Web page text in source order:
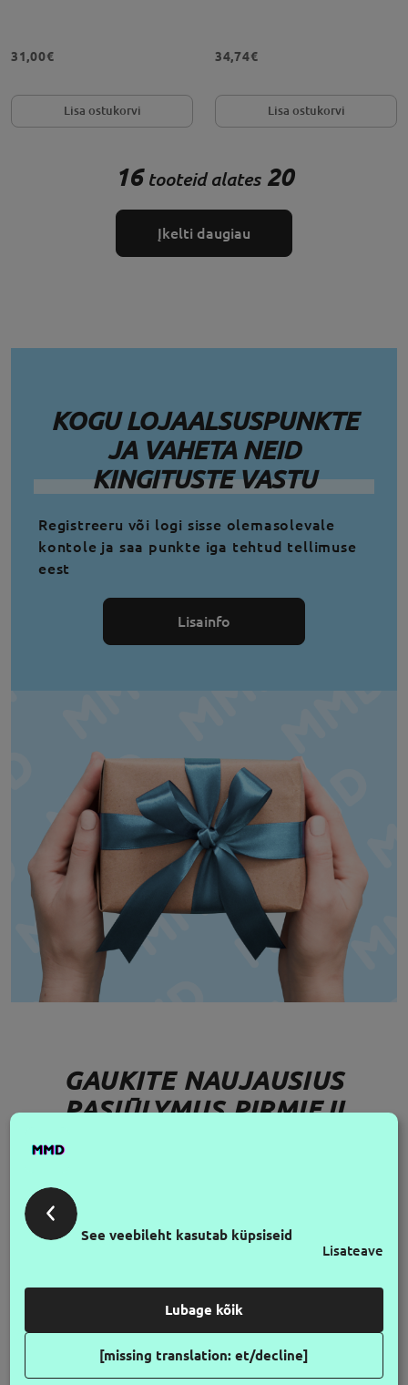
31,00€
Lisa ostukorvi
34,74€
Lisa ostukorvi
16 tooteid alates20
Įkelti daugiau
KOGU LOJAALSUSPUNKTE
JA VAHETA NEID
KINGITUSTE VASTU
Registreeru või logi sisse olemasolevale
kontole ja saa punkte iga tehtud tellimuse
eest
Lisainfo
GAUKITE NAUJAUSIUS
PASIŪLYMUS PIRMIEJI
See veebileht kasutab küpsiseid
Lisateave
[missing translation: et/decline]
Lubage kõik